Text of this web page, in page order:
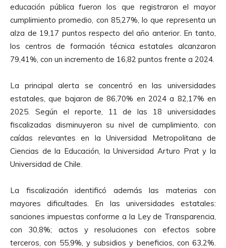
educación pública fueron los que registraron el mayor
cumplimiento promedio, con 85,27%, lo que representa un
alza de 19,17 puntos respecto del año anterior. En tanto,
los centros de formación técnica estatales alcanzaron
79,41%, con un incremento de 16,82 puntos frente a 2024.
La principal alerta se concentró en las universidades
estatales, que bajaron de 86,70% en 2024 a 82,17% en
2025. Según el reporte, 11 de las 18 universidades
fiscalizadas disminuyeron su nivel de cumplimiento, con
caídas relevantes en la Universidad Metropolitana de
Ciencias de la Educación, la Universidad Arturo Prat y la
Universidad de Chile.
La fiscalización identificó además las materias con
mayores dificultades. En las universidades estatales:
sanciones impuestas conforme a la Ley de Transparencia,
con 30,8%; actos y resoluciones con efectos sobre
terceros, con 55,9%, y subsidios y beneficios, con 63,2%.